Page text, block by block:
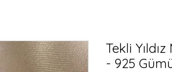
Tekli
- 925